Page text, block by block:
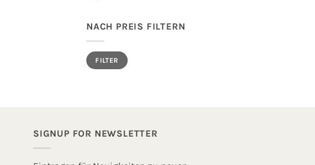
NACH PREIS FILTERN
Min.
Preis
Max.
PreisFILTER
SIGNUP FOR NEWSLETTER